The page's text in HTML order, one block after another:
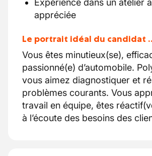
Expérience dans un atelier
appréciée
Le portrait idéal du candidat
Vous êtes minutieux(se),
passionné(e) d’automobile.
vous aimez diagnostiquer et
problèmes courants. Vous
travail en équipe, êtes
à l’écoute des besoins des